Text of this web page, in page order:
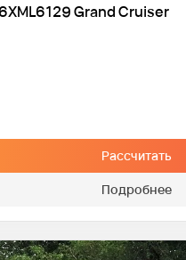
Grand Cruiser
Рассчитать
Подробнее